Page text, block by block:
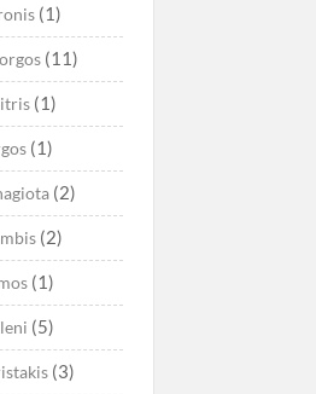
(1)
(11)
(1)
(1)
(2)
(2)
(1)
(5)
(3)